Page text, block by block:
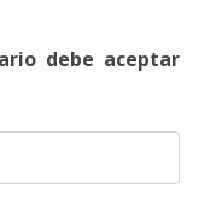
debe aceptar